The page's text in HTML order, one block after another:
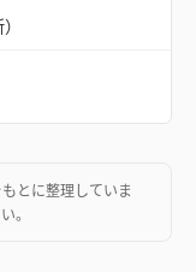
とに整理していま
。